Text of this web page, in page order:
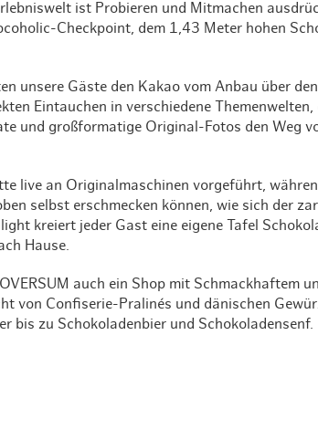
ist Probieren und Mitmachen
Checkpoint, dem 1,43 Meter hohen
unsere Gäste den Kakao vom Anbau über
Eintauchen in verschiedene Themenwelten,
und großformatige Original-Fotos den Weg
live an Originalmaschinen vorgeführt,
selbst erschmecken können, wie sich der
kreiert jeder Gast eine eigene Tafel
Hause.
auch ein Shop mit Schmackhaftem
von Confiserie-Pralinés und dänischen
bis zu Schokoladenbier und Schokoladensenf.